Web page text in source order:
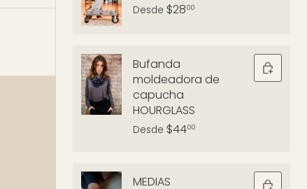
Desde $2800
Bufanda
moldeadora de
capucha
HOURGLASS
Desde $4400
MEDIAS